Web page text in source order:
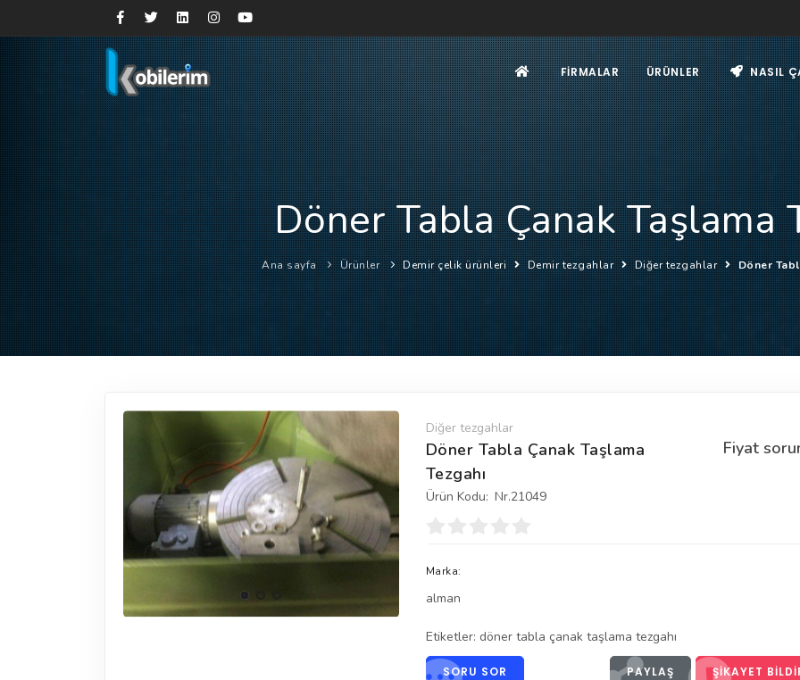
FIRMALAR ÜRÜNLER NASIL
Döner Tabla Çanak Taşlama
Ana sayfa Ürünler Demir çelik ürünleri Demir tezgahlar Diğer tezgahlar Döner
Diğer tezgahlar
Fiyat
Döner Tabla Çanak Taşlama
Tezgahı
Ürün Kodu: Nr.21049
Marka:
alman
Etiketler: döner tabla çanak taşlama tezgahı
SORU SOR PAYLAŞ ŞIKAYET